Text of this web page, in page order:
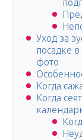
Уход за
посадке
фото
Когда
Когда